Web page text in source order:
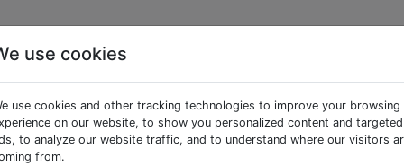
Fragen
Markup-Sprache zum Erstellen von
während CSS und Javascript verwendet werden,
use cookies
use cookies and other tracking technologies to improve your browsing
on our website, to show you personalized content and targeted
to analyze our website traffic, and to understand where our visitors
from.